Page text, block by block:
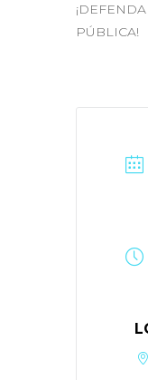
PÚBLICA!